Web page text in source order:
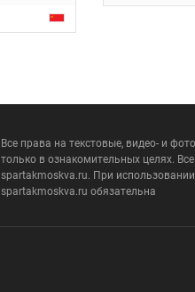
Все права на текстовые, видео- и
только в ознакомительных целях.
spartakmoskva.ru. При
spartakmoskva.ru обязательна